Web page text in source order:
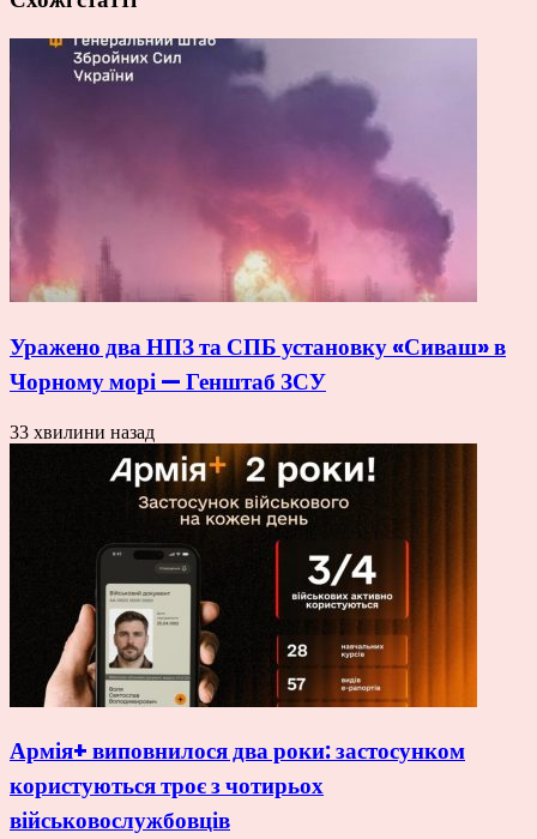
Уражено два НПЗ та СПБ установку «Сиваш» в
Чорному морі — Генштаб ЗСУ
33 хвилини назад
Армія+ виповнилося два роки: застосунком
користуються троє з чотирьох
військовослужбовців